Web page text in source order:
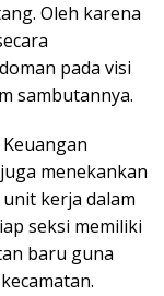
Oleh karena
pada visi
sambutannya.
menekankan
kerja dalam
seksi memiliki
baru guna